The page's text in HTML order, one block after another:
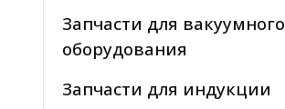
Запчасти для вакуумного
оборудования
Запчасти для индукции